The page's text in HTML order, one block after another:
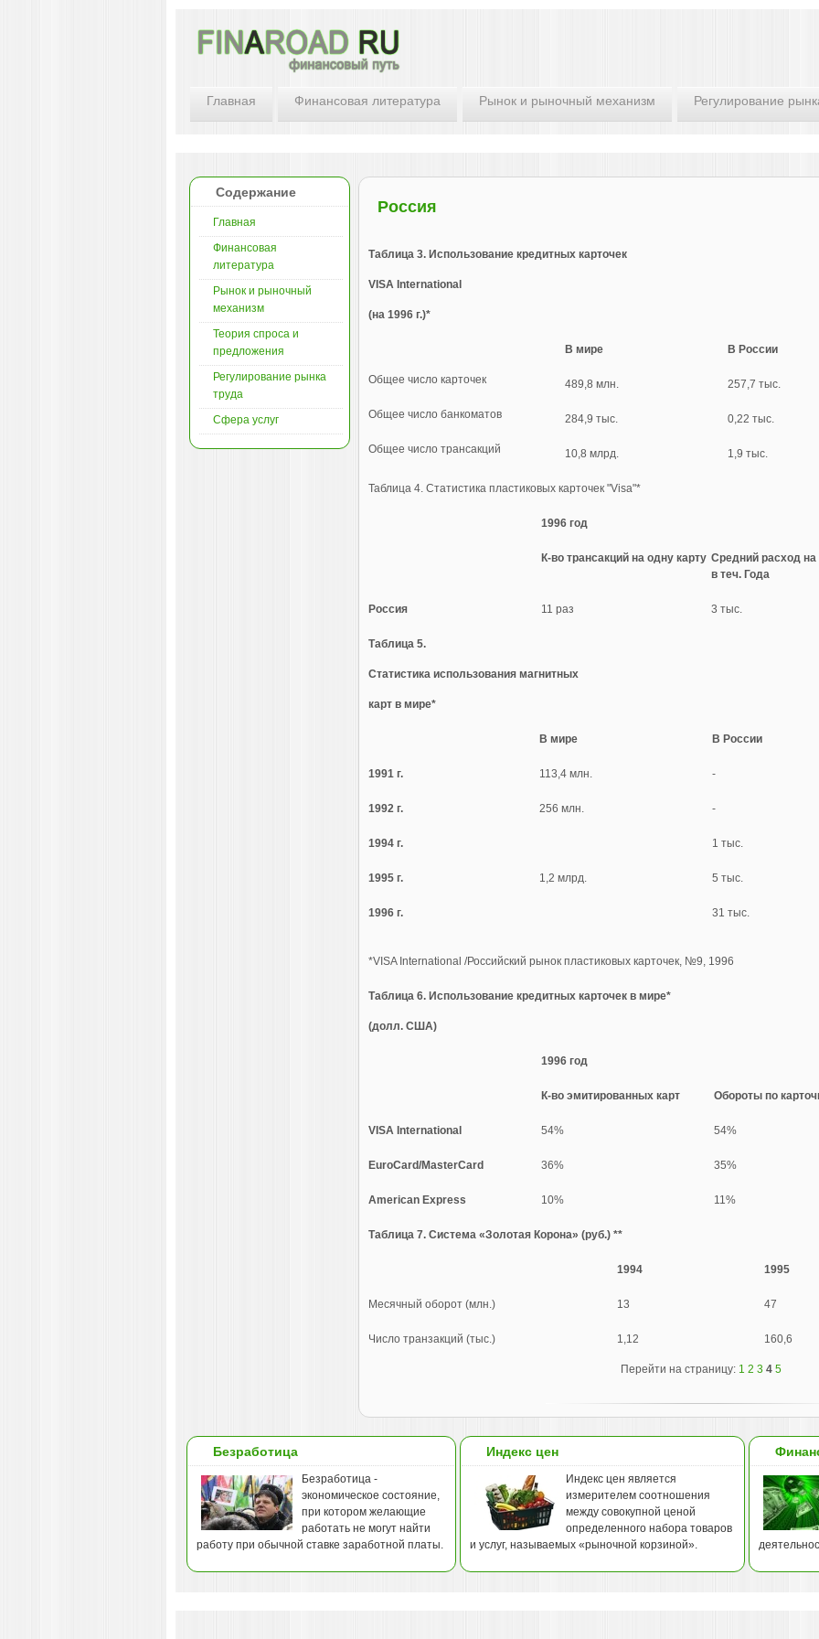
Главная Финансовая литература Рынок и рыночный механизм Регулирование
Россия
Таблица 3. Использование кредитных карточек
VISA International
(на 1996 г.)*
В мире В России
Общее число карточек 489,8 млн. 257,7 тыс.
Общее число банкоматов 284,9 тыс. 0,22 тыс.
Общее число трансакций 10,8 млрд. 1,9 тыс.
Таблица 4. Статистика пластиковых карточек "Visa"*
1996 год
К-во трансакций на одну карту Средний расход на
в теч. Года
Россия 11 раз 3 тыс.
Таблица 5.
Статистика использования магнитных
карт в мире*
В мире В России
1991 г. 113,4 млн. -
1992 г. 256 млн. -
1994 г. 1 тыс.
1995 г. 1,2 млрд. 5 тыс.
1996 г. 31 тыс.
*VISA International /Российский рынок пластиковых карточек, №9, 1996
Таблица 6. Использование кредитных карточек в мире*
(долл. США)
1996 год
К-во эмитированных карт Обороты по
VISA International 54% 54%
EuroCard/MasterСard 36% 35%
American Express 10% 11%
Таблица 7. Система «Золотая Корона» (руб.) **
1994 1995
Месячный оборот (млн.) 13 47
Число транзакций (тыс.) 1,12 160,6
Перейти на страницу: 1 2 3 4 5
Содержание
Главная
Финансовая
литература
Рынок и рыночный
механизм
Теория спроса и
предложения
Регулирование рынка
труда
Сфера услуг
Безработица
Безработица -
экономическое состояние,
при котором желающие
работать не могут найти
работу при обычной ставке заработной платы.
Индекс цен
Индекс цен является
измерителем соотношения
между совокупной ценой
определенного набора товаров
и услуг, называемых «рыночной корзиной».